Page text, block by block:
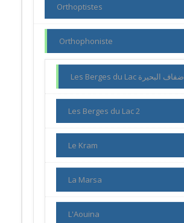
Orthoptistes
Orthophoniste
Les Berges du Lac ضفاف البحيرة
Les Berges du Lac 2
Le Kram
La Marsa
L'Aouina